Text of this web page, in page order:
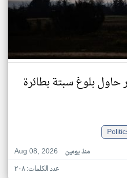
بلوغ سبتة بطائرة
Aug 08, 2026
منذ يومين
عدد الكلمات: ٢٠٨